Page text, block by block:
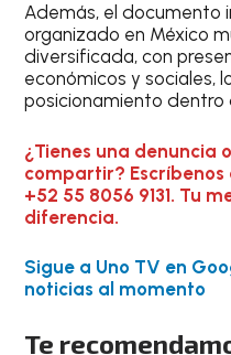
Además, el documento
organizado en México
diversificada, con
económicos y sociales,
posicionamiento dentro
¿Tienes una denuncia
compartir? Escríbenos
+52 55 8056 9131. Tu
diferencia.
Sigue a Uno TV en
noticias al momento
Te